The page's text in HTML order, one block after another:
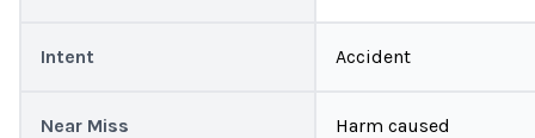
Intent Accident
Near Miss Harm caused